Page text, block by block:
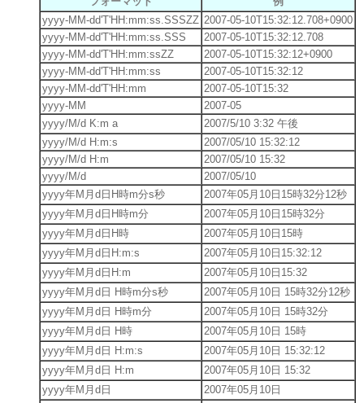
yyyy-MM-dd'T'HH:mm:ss.SSSZZ 2007-05-10T15:32:12.708+0900
yyyy-MM-dd'T'HH:mm:ss.SSS
2007-05-10T15:32:12.708
yyyy-MM-dd'T'HH:mm:ssZZ
2007-05-10T15:32:12+0900
yyyy-MM-dd'T'HH:mm:ss
2007-05-10T15:32:12
yyyy-MM-dd'T'HH:mm
2007-05-10T15:32
yyyy-MM
2007-05
yyyy/M/d K:m a
2007/5/10 3:32 午後
yyyy/M/d H:m:s
2007/05/10 15:32:12
yyyy/M/d H:m
2007/05/10 15:32
yyyy/M/d
2007/05/10
yyyy年M月d日H時m分s秒
2007年05月10日15時32分12秒
yyyy年M月d日H時m分
2007年05月10日15時32分
yyyy年M月d日H時
2007年05月10日15時
yyyy年M月d日H:m:s
2007年05月10日15:32:12
yyyy年M月d日H:m
2007年05月10日15:32
yyyy年M月d日 H時m分s秒
2007年05月10日 15時32分12秒
yyyy年M月d日 H時m分
2007年05月10日 15時32分
yyyy年M月d日 H時
2007年05月10日 15時
yyyy年M月d日 H:m:s
2007年05月10日 15:32:12
yyyy年M月d日 H:m
2007年05月10日 15:32
yyyy年M月d日
2007年05月10日